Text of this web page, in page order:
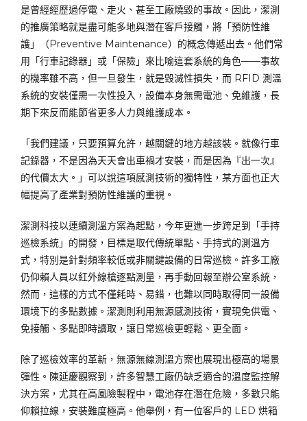
是曾經經歷過停電、走火、甚至工廠燒毀的事故。因此，潔測
的推廣策略就是盡可能多地與潛在客戶接觸，將「預防性維
護」（Preventive Maintenance）的概念傳遞出去。他們常
用「行車記錄器」或「保險」來比喻這套系統的角色——事故
的機率雖不高，但一旦發生，就是毀滅性損失，而 RFID 測溫
系統的安裝僅需一次性投入，設備本身無需電池、免維護，長
期下來反而能節省更多人力與維護成本。
「我們建議，只要預算允許，越關鍵的地方越該裝。就像行車
記錄器，不是因為天天會出車禍才安裝，而是因為『出一次』
的代價太大。」可以說這項感測技術的獨特性，某方面也正大
幅提高了產業對預防性維護的重視。
潔測科技以連續測溫方案為起點，今年更進一步跨足到「手持
巡檢系統」的開發，目標是取代傳統單點、手持式的測溫方
式，特別是針對頻率較低或非關鍵設備的日常巡檢。許多工廠
仍仰賴人員以紅外線槍逐點測量，再手動回報至辦公室系統，
然而，這樣的方式不僅耗時、易錯，也難以同時取得同一設備
環境下的多點數據。潔測則利用無源感測技術，實現免供電、
免接觸、多點即時讀取，讓日常巡檢更輕鬆、更全面。
除了巡檢效率的革新，無源無線測溫方案也展現出極高的場景
彈性。陳延慶觀察到，許多智慧工廠仍缺乏適合的溫度監控解
決方案，尤其在高風險製程中，電池存在潛在危險，多數只能
仰賴拉線，安裝難度極高。他舉例，有一位客戶的 LED 烘箱